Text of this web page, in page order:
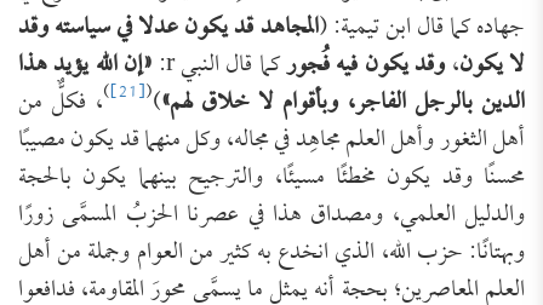
جهاده كما قال ابن تيمية: (المجاهد قد يكون عدلا في سياسته وقد
لا يكون،وقد يكون فيه فُجوركما قال النبي r: «إن الله يؤيد هذا
الدين بالرجل الفاجر، وبأقوام لا خلاق لهم»)
(
[21]
)، فكلٌّ من
أهل الثغور وأهل العلم مجاهِد في مجاله، وكل منهما قد يكون مصيبًا
محسنًا وقد يكون مخطئًا مسيئًا، والترجيح بينهما يكون بالحجة
والدليل العلمي، ومصداق هذا في عصرنا الحزبُ المسمَّى زورًا
وبهتانًا: حزب الله، الذي انخدع به كثير من العوام وجملة من أهل
العلم المعاصرين؛ بحجة أنه يمثل ما يسمَّى محورَ المقاومة، فدافعوا